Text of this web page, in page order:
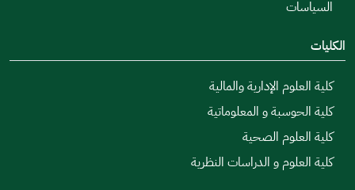
السياسات
الكليات
كلية العلوم الإدارية والمالية
كلية الحوسبة و المعلوماتية
كلية العلوم الصحية
كلية العلوم و الدراسات النظرية